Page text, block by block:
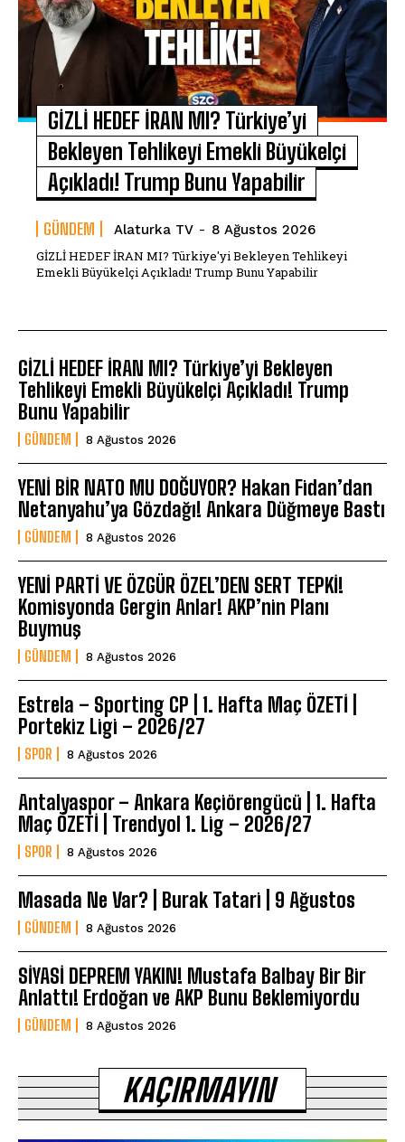
GİZLİ HEDEF İRAN MI? Türkiye’yi
Bekleyen Tehlikeyi Emekli Büyükelçi
Açıkladı! Trump Bunu Yapabilir
GÜNDEM Alaturka TV - 8 Ağustos 2026
GİZLİ HEDEF İRAN MI? Türkiye'yi Bekleyen Tehlikeyi
Emekli Büyükelçi Açıkladı! Trump Bunu Yapabilir
GİZLİ HEDEF İRAN MI? Türkiye’yi Bekleyen
Tehlikeyi Emekli Büyükelçi Açıkladı! Trump
Bunu Yapabilir
GÜNDEM 8 Ağustos 2026
YENİ BİR NATO MU DOĞUYOR? Hakan Fidan’dan
Netanyahu’ya Gözdağı! Ankara Düğmeye Bastı
GÜNDEM 8 Ağustos 2026
YENİ PARTİ VE ÖZGÜR ÖZEL’DEN SERT TEPKİ!
Komisyonda Gergin Anlar! AKP’nin Planı
Buymuş
GÜNDEM 8 Ağustos 2026
Estrela – Sporting CP | 1. Hafta Maç ÖZETİ |
Portekiz Ligi – 2026/27
SPOR 8 Ağustos 2026
Antalyaspor – Ankara Keçiörengücü | 1. Hafta
Maç ÖZETİ | Trendyol 1. Lig – 2026/27
SPOR 8 Ağustos 2026
Masada Ne Var? | Burak Tatari | 9 Ağustos
GÜNDEM 8 Ağustos 2026
SİYASİ DEPREM YAKIN! Mustafa Balbay Bir Bir
Anlattı! Erdoğan ve AKP Bunu Beklemiyordu
GÜNDEM 8 Ağustos 2026
KAÇIRMAYIN